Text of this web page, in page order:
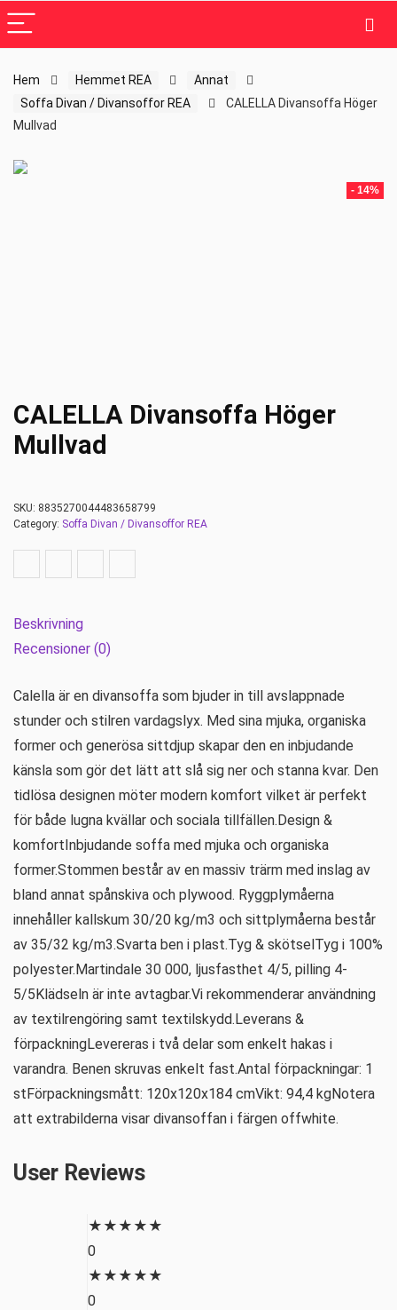
Hem Hemmet REA
Annat
Soffa Divan / Divansoffor REA
CALELLA Divansoffa Höger
Mullvad
- 14%
CALELLA Divansoffa Höger
Mullvad
SKU: 8835270044483658799
Category: Soffa Divan / Divansoffor REA
Beskrivning
Recensioner (0)
Calella är en divansoffa som bjuder in till avslappnade
stunder och stilren vardagslyx. Med sina mjuka, organiska
former och generösa sittdjup skapar den en inbjudande
känsla som gör det lätt att slå sig ner och stanna kvar. Den
tidlösa designen möter modern komfort vilket är perfekt
för både lugna kvällar och sociala tillfällen.Design &
komfortInbjudande soffa med mjuka och organiska
former.Stommen består av en massiv trärm med inslag av
bland annat spånskiva och plywood. Ryggplymåerna
innehåller kallskum 30/20 kg/m3 och sittplymåerna består
av 35/32 kg/m3.Svarta ben i plast.Tyg & skötselTyg i 100%
polyester.Martindale 30 000, ljusfasthet 4/5, pilling 4-
5/5Klädseln är inte avtagbar.Vi rekommenderar användning
av textilrengöring samt textilskydd.Leverans &
förpackningLevereras i två delar som enkelt hakas i
varandra. Benen skruvas enkelt fast.Antal förpackningar: 1
stFörpackningsmått: 120x120x184 cmVikt: 94,4 kgNotera
att extrabilderna visar divansoffan i färgen offwhite.
User Reviews
★ ★ ★ ★ ★
0
★ ★ ★ ★ ★
0